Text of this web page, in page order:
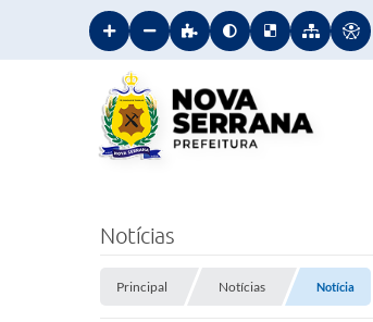
Notícias
Principal Notícias Notícia